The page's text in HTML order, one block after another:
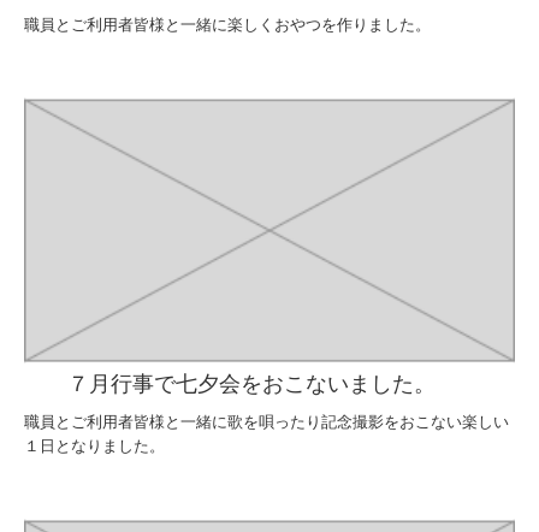
職員とご利用者皆様と一緒に楽しくおやつを作りました。
７月行事で七夕会をおこないました。
職員とご利用者皆様と一緒に歌を唄ったり記念撮影をおこない楽しい
１日となりました。